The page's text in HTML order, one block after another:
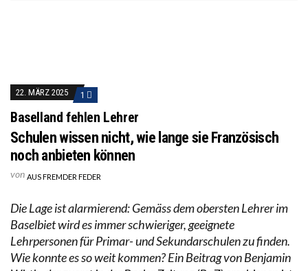
22. MÄRZ 2025 1
Baselland fehlen Lehrer
Schulen wissen nicht, wie lange sie Französisch
noch anbieten können
von AUS FREMDER FEDER
Die Lage ist alarmierend: Gemäss dem obersten Lehrer im
Baselbiet wird es immer schwieriger, geeignete
Lehrpersonen für Primar- und Sekundar­schulen zu finden.
Wie konnte es so weit kommen? Ein Beitrag von Benjamin